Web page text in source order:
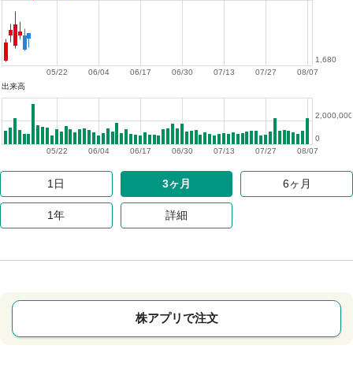
08/07
07/27
07/13
06/30
06/17
06/04
05/22
1,680
出来高
08/07
07/27
07/13
06/30
06/17
06/04
05/22
0
2,000,000
1日 3ヶ月 6ヶ月
1年 詳細
株アプリで注文